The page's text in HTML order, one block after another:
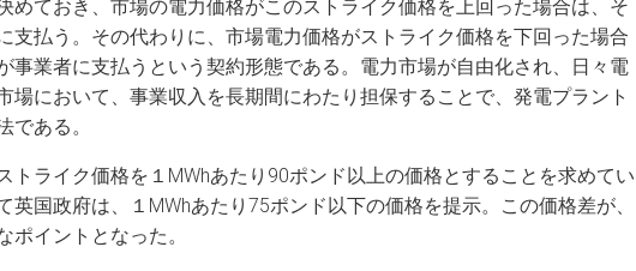
めておき、市場の電力価格がこのストライク価格を上回った場合は、そ
支払う。その代わりに、市場電力価格がストライク価格を下回った場合
事業者に支払うという契約形態である。電力市場が自由化され、日々電
場において、事業収入を長期間にわたり担保することで、発電プラント
である。
トライク価格を１MWhあたり90ポンド以上の価格とすることを求めてい
英国政府は、１MWhあたり75ポンド以下の価格を提示。この価格差が、
ポイントとなった。